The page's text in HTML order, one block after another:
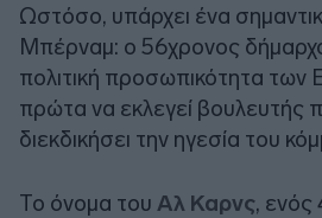
Ωστόσο, υπάρχει ένα
Μπέρναμ: ο 56χρονος
πολιτική προσωπικότητα των
πρώτα να εκλεγεί βουλευτής
διεκδικήσει την ηγεσία του
Το όνομα του Αλ Καρνς,